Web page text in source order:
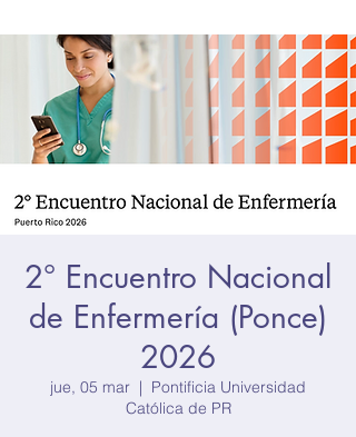
2° Encuentro Nacional
de Enfermería (Ponce)
2026
jue, 05 mar
  |
Pontificia Universidad
Católica de PR